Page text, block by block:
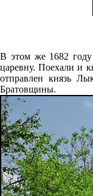
В этом же 1682 году
царевну. Поехали и
отправлен князь
Братовщины.